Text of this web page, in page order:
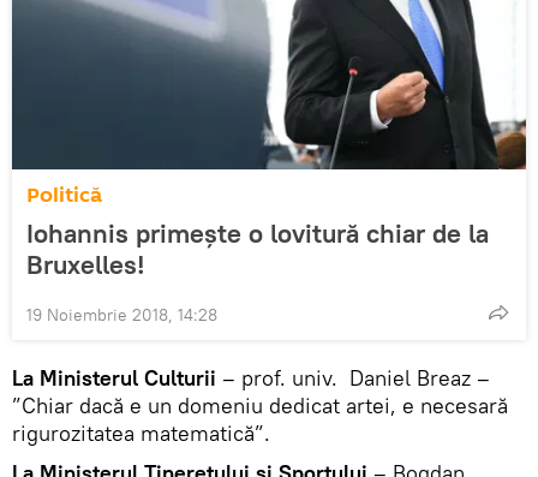
Politică
Iohannis primește o lovitură chiar de la
Bruxelles!
19 Noiembrie 2018, 14:28
La Ministerul Culturii – prof. univ. Daniel Breaz –
”Chiar dacă e un domeniu dedicat artei, e necesară
rigurozitatea matematică”.